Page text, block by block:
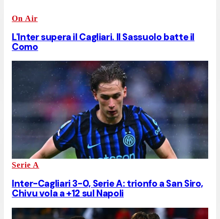
On Air
L'Inter supera il Cagliari. Il Sassuolo batte il
Como
Serie A
Inter-Cagliari 3-0, Serie A: trionfo a San Siro,
Chivu vola a +12 sul Napoli